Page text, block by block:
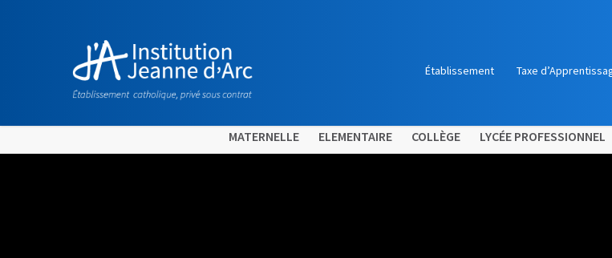
MATERNELLE ELEMENTAIRE COLLÈGE LYCÉE PROFESSIONNEL
Établissement Taxe